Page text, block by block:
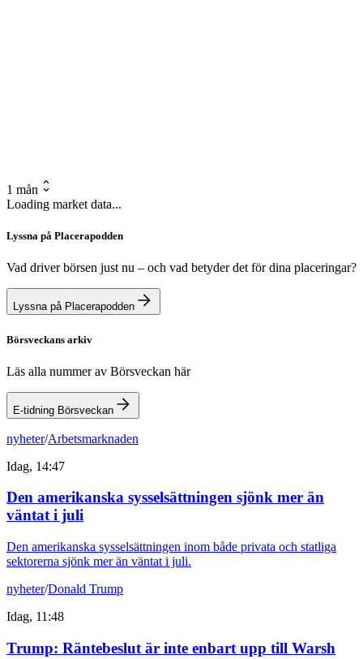
1 mån
Loading market data...
Lyssna på Placerapodden
Vad driver börsen just nu – och vad betyder det för dina placeringar?
Lyssna på Placerapodden
Börsveckans arkiv
Läs alla nummer av Börsveckan här
E-tidning Börsveckan
nyheter/Arbetsmarknaden
Idag, 14:47
Den amerikanska sysselsättningen sjönk mer än
väntat i juli
Den amerikanska sysselsättningen inom både privata och statliga
sektorerna sjönk mer än väntat i juli.
nyheter/Donald Trump
Idag, 11:48
Trump: Räntebeslut är inte enbart upp till Warsh